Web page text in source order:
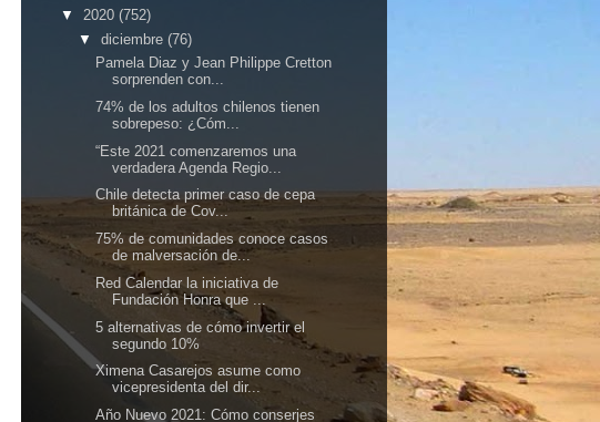
▼ 2020 (752)
▼ diciembre (76)
Pamela Diaz y Jean Philippe Cretton
sorprenden con...
74% de los adultos chilenos tienen
sobrepeso: ¿Cóm...
“Este 2021 comenzaremos una
verdadera Agenda Regio...
Chile detecta primer caso de cepa
británica de Cov...
75% de comunidades conoce casos
de malversación de...
Red Calendar la iniciativa de
Fundación Honra que ...
5 alternativas de cómo invertir el
segundo 10%
Ximena Casarejos asume como
vicepresidenta del dir...
Año Nuevo 2021: Cómo conserjes